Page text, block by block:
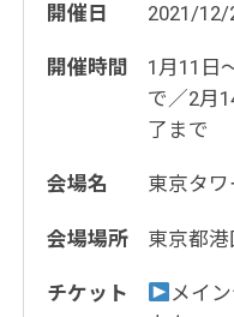
開催日 2021/12/
開催時間
1月11日
で／2月
了まで
会場名 東京タ
会場場所 東京都
チケット
メイ